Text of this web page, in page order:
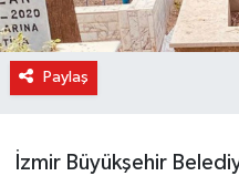
Paylaş
İzmir Büyükşehir